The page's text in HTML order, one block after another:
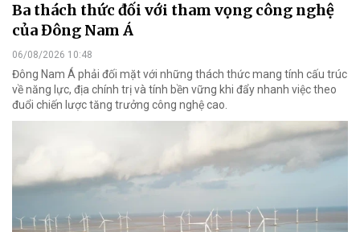
Ba thách thức đối với tham vọng công nghệ
của Đông Nam Á
06/08/2026 10:48
Đông Nam Á phải đối mặt với những thách thức mang tính cấu trúc
về năng lực, địa chính trị và tính bền vững khi đẩy nhanh việc theo
đuổi chiến lược tăng trưởng công nghệ cao.